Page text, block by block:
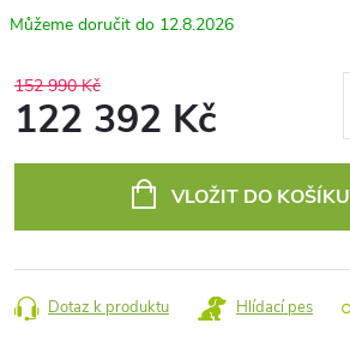
12.8.2026
152 990 Kč
122 392 Kč
VLOŽIT DO KOŠÍKU
Dotaz k produktu Hlídací pes